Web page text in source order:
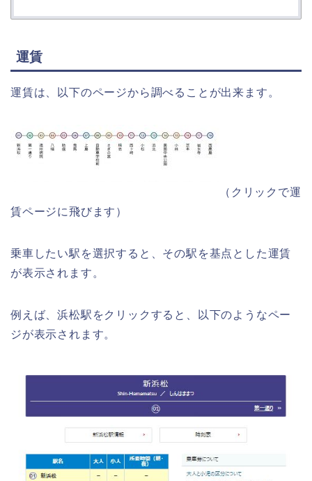
運賃
運賃は、以下のページから調べることが出来ます。
（クリックで運
賃ページに飛びます）
乗車したい駅を選択すると、その駅を基点とした運賃
が表示されます。
例えば、浜松駅をクリックすると、以下のようなペー
ジが表示されます。